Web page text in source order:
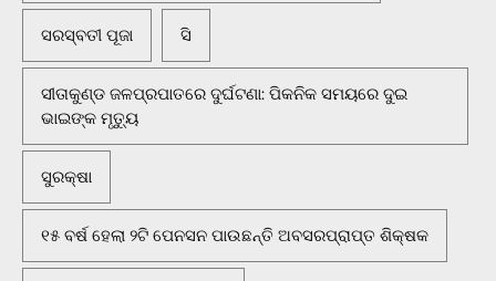
ସରସ୍ବତୀ ପୂଜା ସି
ସୀତାକୁଣ୍ଡ ଜଳପ୍ରପାତରେ ଦୁର୍ଘଟଣା: ପିକନିକ ସମୟରେ ଦୁଇ
ଭାଇଙ୍କ ମୃତ୍ୟୁ
ସୁରକ୍ଷା
୧୫ ବର୍ଷ ହେଲା ୨ଟି ପେନସନ ପାଉଛନ୍ତି ଅବସରପ୍ରାପ୍ତ ଶିକ୍ଷକ